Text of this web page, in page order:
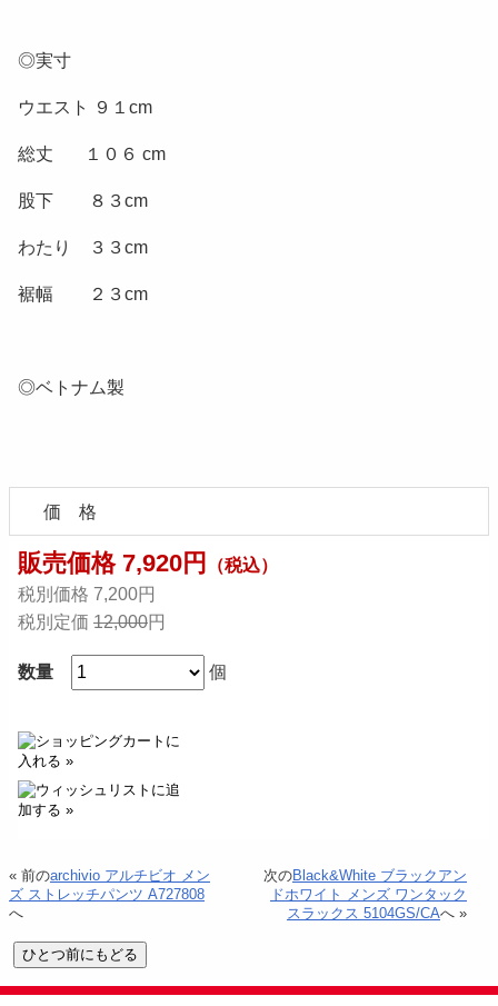
◎実寸
ウエスト ９１cm
総丈 １０６ cm
股下 ８３cm
わたり ３３cm
裾幅 ２３cm
◎ベトナム製
価 格
販売価格 7,920円
（税込）
税別価格 7,200円
税別定価 12,000円
数量 個
« 前のarchivio アルチビオ メン
ズ ストレッチパンツ A727808
へ
次のBlack&White ブラックアン
ドホワイト メンズ ワンタック
スラックス 5104GS/CAへ »